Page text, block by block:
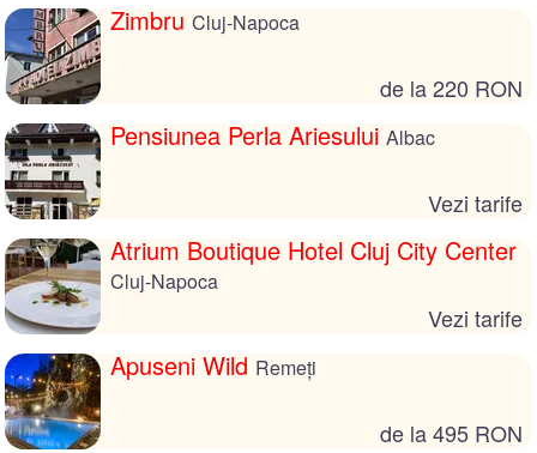
Zimbru Cluj-Napoca
de la 220 RON
Pensiunea Perla Ariesului Albac
Vezi tarife
Atrium Boutique Hotel Cluj City Center
Cluj-Napoca
Vezi tarife
Apuseni Wild Remeți
de la 495 RON